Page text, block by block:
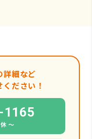
詳細など
ださい！
1165
〜